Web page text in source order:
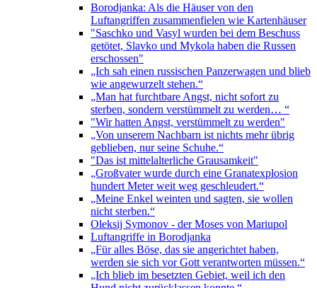
Borodjanka: Als die Häuser von den
Luftangriffen zusammenfielen wie Kartenhäuser
"Saschko und Vasyl wurden bei dem Beschuss
getötet, Slavko und Mykola haben die Russen
erschossen"
„Ich sah einen russischen Panzerwagen und blieb
wie angewurzelt stehen.“
„Man hat furchtbare Angst, nicht sofort zu
sterben, sondern verstümmelt zu werden… “
"Wir hatten Angst, verstümmelt zu werden"
„Von unserem Nachbarn ist nichts mehr übrig
geblieben, nur seine Schuhe.“
"Das ist mittelalterliche Grausamkeit"
„Großvater wurde durch eine Granatexplosion
hundert Meter weit weg geschleudert.“
„Meine Enkel weinten und sagten, sie wollen
nicht sterben.“
Oleksij Symonov - der Moses von Mariupol
Luftangriffe in Borodjanka
„Für alles Böse, das sie angerichtet haben,
werden sie sich vor Gott verantworten müssen.“
„Ich blieb im besetzten Gebiet, weil ich den